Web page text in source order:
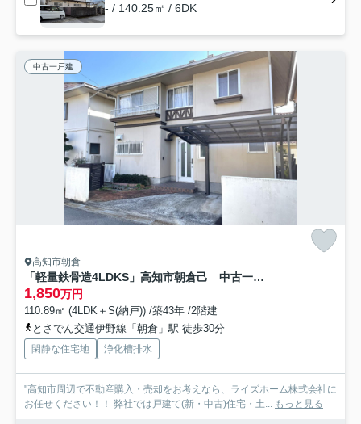
- / 140.25㎡ / 6DK
中古一戸建
高知市朝倉
「軽量鉄骨造4LDKS」高知市朝倉己 中古一戸建
1,850万円
110.89㎡ (4LDK＋S(納戸)) /築43年 /2階建
とさでん交通伊野線「朝倉」駅 徒歩30分
閑静な住宅地 浄化槽排水
"高知市周辺で不動産購入・売却をお考えなら、ライズホーム株式会社に
お任せください！！ 弊社では戸建て(新・中古)住宅・土... もっと見る